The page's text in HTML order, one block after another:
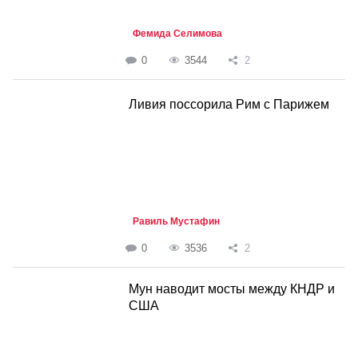
Фемида Селимова
0 3544 2
Ливия поссорила Рим с Парижем
Равиль Мустафин
0 3536 2
Мун наводит мосты между КНДР и
США